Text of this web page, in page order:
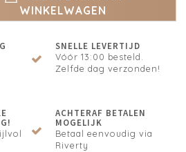
WINKELWAGEN
SNELLE LEVERTIJD
Vóór 13:00 besteld.
Zelfde dag verzonden!
ACHTERAF BETALEN
MOGELIJK
Betaal eenvoudig via
Riverty